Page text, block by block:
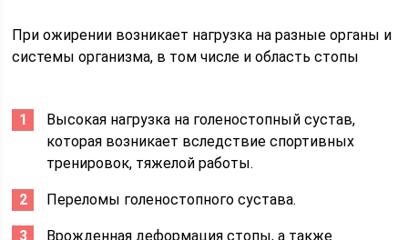
При ожирении возникает нагрузка на разные органы и
системы организма, в том числе и область стопы
Высокая нагрузка на голеностопный сустав,
которая возникает вследствие спортивных
тренировок, тяжелой работы.
Переломы голеностопного сустава.
Врожденная деформация стопы, а также